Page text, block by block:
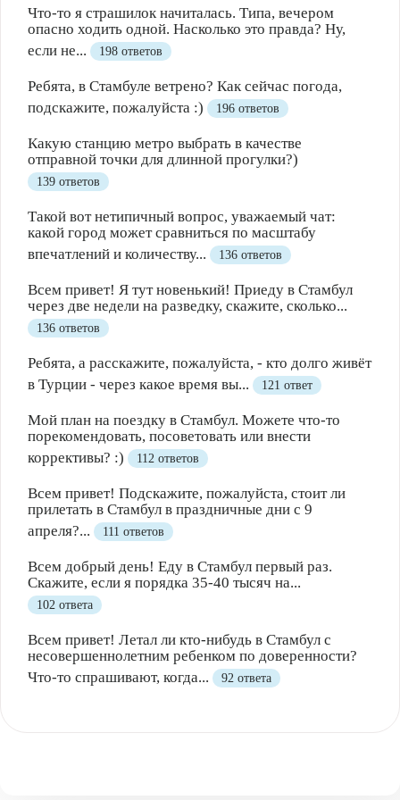
Что-то я страшилок начиталась. Типа, вечером
опасно ходить одной. Насколько это правда? Ну,
если не...
198 ответов
Ребята, в Стамбуле ветрено? Как сейчас погода,
подскажите, пожалуйста :)
196 ответов
Какую станцию метро выбрать в качестве
отправной точки для длинной прогулки?)
139 ответов
Такой вот нетипичный вопрос, уважаемый чат:
какой город может сравниться по масштабу
впечатлений и количеству...
136 ответов
Всем привет! Я тут новенький! Приеду в Стамбул
через две недели на разведку, скажите, сколько...
136 ответов
Ребята, а расскажите, пожалуйста, - кто долго живёт
в Турции - через какое время вы...
121 ответ
Мой план на поездку в Стамбул. Можете что-то
порекомендовать, посоветовать или внести
коррективы? :)
112 ответов
Всем привет! Подскажите, пожалуйста, стоит ли
прилетать в Стамбул в праздничные дни с 9
апреля?...
111 ответов
Всем добрый день! Еду в Стамбул первый раз.
Скажите, если я порядка 35-40 тысяч на...
102 ответа
Всем привет! Летал ли кто-нибудь в Стамбул с
несовершеннолетним ребенком по доверенности?
Что-то спрашивают, когда...
92 ответа